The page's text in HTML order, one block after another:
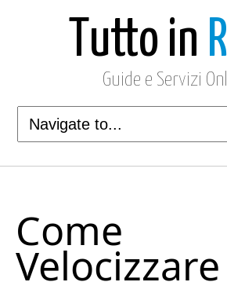
Tutto in
Guide e Servizi
Come
Velocizzare